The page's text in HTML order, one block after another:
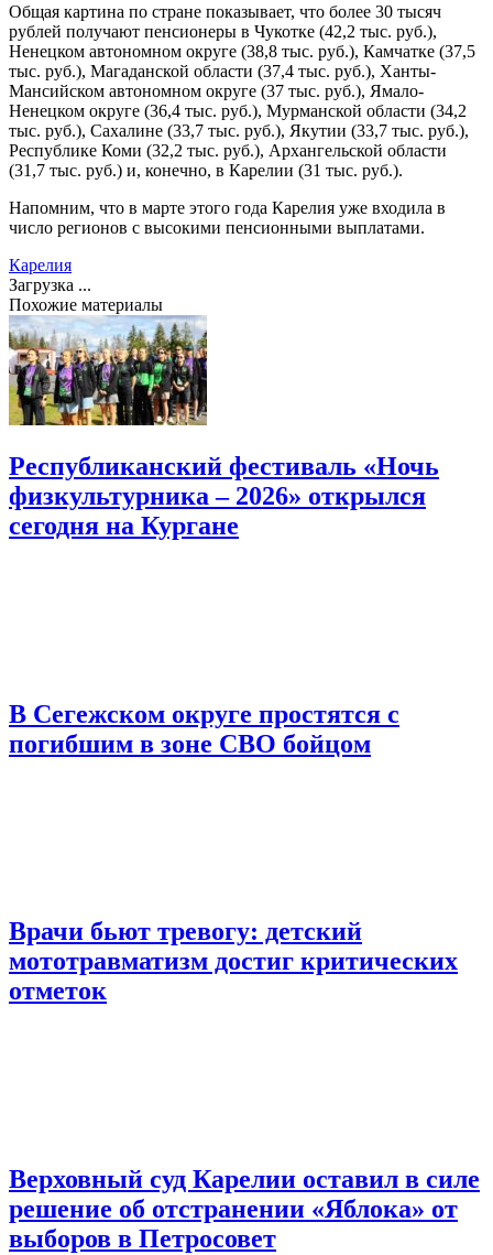
Общая картина по стране показывает, что более 30 тысяч
рублей получают пенсионеры в Чукотке (42,2 тыс. руб.),
Ненецком автономном округе (38,8 тыс. руб.), Камчатке (37,5
тыс. руб.), Магаданской области (37,4 тыс. руб.), Ханты-
Мансийском автономном округе (37 тыс. руб.), Ямало-
Ненецком округе (36,4 тыс. руб.), Мурманской области (34,2
тыс. руб.), Сахалине (33,7 тыс. руб.), Якутии (33,7 тыс. руб.),
Республике Коми (32,2 тыс. руб.), Архангельской области
(31,7 тыс. руб.) и, конечно, в Карелии (31 тыс. руб.).
Напомним, что в марте этого года Карелия уже входила в
число регионов с высокими пенсионными выплатами.
Карелия
Загрузка ...
Похожие материалы
Республиканский фестиваль «Ночь
физкультурника – 2026» открылся
сегодня на Кургане
В Сегежском округе простятся с
погибшим в зоне СВО бойцом
Врачи бьют тревогу: детский
мототравматизм достиг критических
отметок
Верховный суд Карелии оставил в силе
решение об отстранении «Яблока» от
выборов в Петросовет